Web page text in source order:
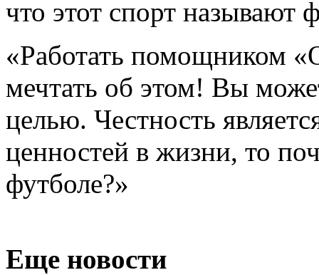
что этот спорт называют
«Работать помощником
мечтать об этом! Вы
целью. Честность
ценностей в жизни, то
футболе?»
Еще новости